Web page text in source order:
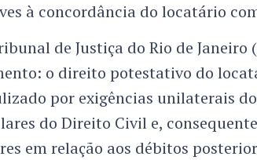
à concordância do locatário
de Justiça do Rio de Janeiro
o direito potestativo do
por exigências unilaterais
do Direito Civil e,
em relação aos débitos